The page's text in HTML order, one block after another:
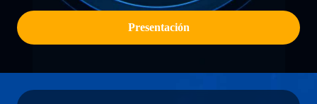
Presentación